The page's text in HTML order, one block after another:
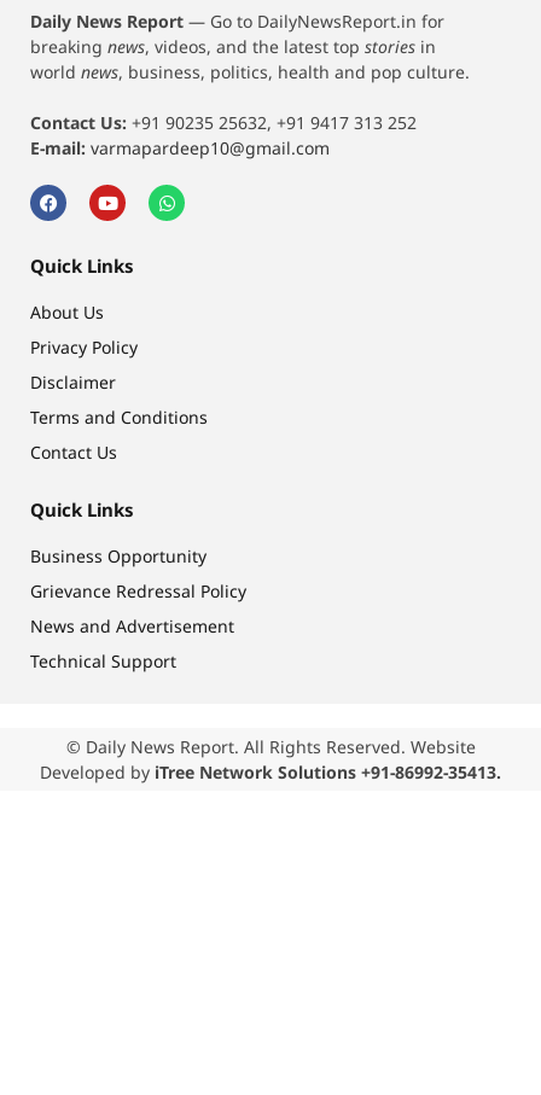
Daily News Report — Go to DailyNewsReport.in for
breaking news, videos, and the latest top stories in
world news, business, politics, health and pop culture.
Contact Us: +91 90235 25632, +91 9417 313 252
E-mail: varmapardeep10@gmail.com
Quick Links
About Us
Privacy Policy
Disclaimer
Terms and Conditions
Contact Us
Quick Links
Business Opportunity
Grievance Redressal Policy
News and Advertisement
Technical Support
© Daily News Report. All Rights Reserved. Website
Developed by iTree Network Solutions +91-86992-35413.